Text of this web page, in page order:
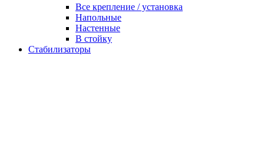
Все крепление / установка
Напольные
Настенные
В стойку
Стабилизаторы